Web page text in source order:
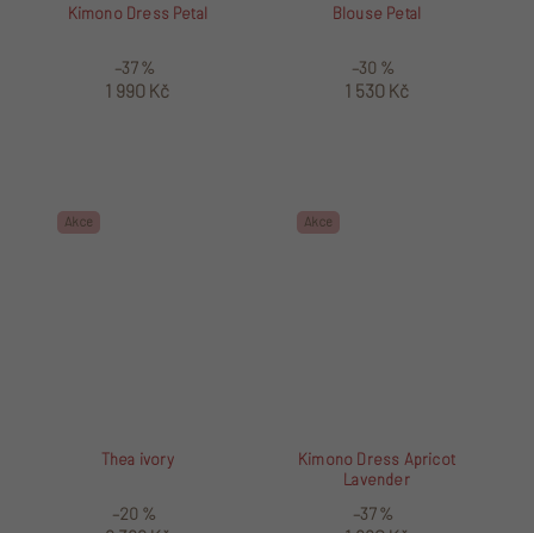
Kimono Dress Petal
–37 %
1 990 Kč
Blouse Petal
–30 %
1 530 Kč
Akce
Thea ivory
–20 %
Akce
Kimono Dress Apricot
Lavender
–37 %